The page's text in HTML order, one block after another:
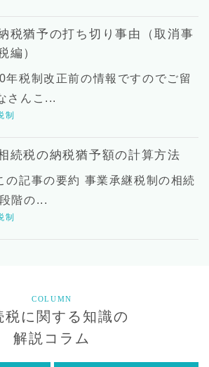
猶予の打ち切り事由（取消事
編）
年税制改正前の情報ですのでご留
さんこ...
制
税の納税猶予額の計算方法
記事の要約 事業承継税制の相続
階の...
制
COLUMN
税に関する知識の
解説コラム